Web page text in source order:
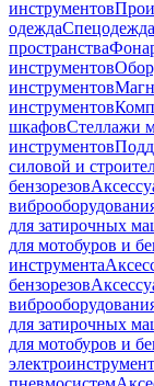
инструментов
одеждаСпецодежда
пространства
инструментов
инструментов
инструментов
шкафовСтеллажи
инструментов
силовой и
бензорезов
для затирочных
для мотобуров и
инструмента
бензорезов
для затирочных
для мотобуров и